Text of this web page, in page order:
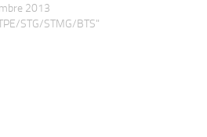
2013
STG/STMG/BTS"